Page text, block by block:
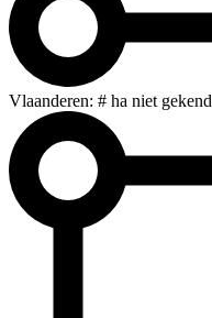
Vlaanderen: # ha niet gekend